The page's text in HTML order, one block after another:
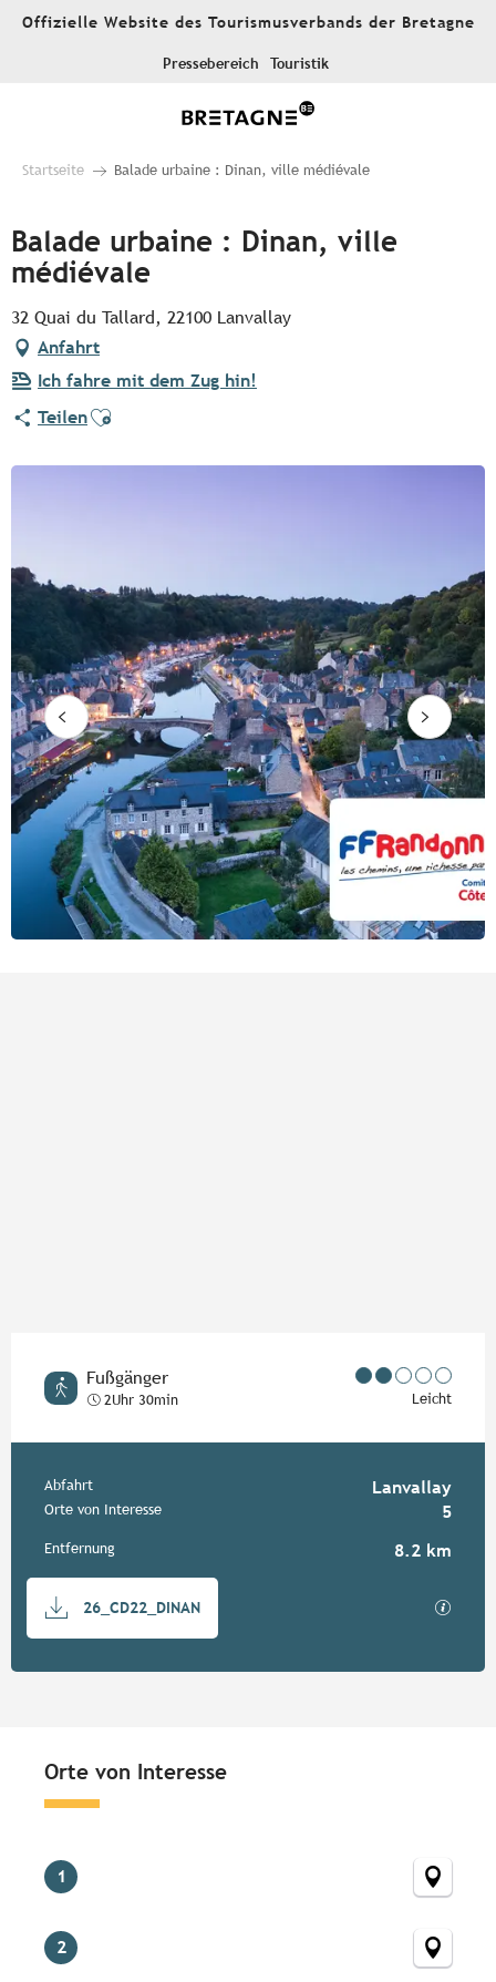
AllerOffizielle Website des Tourismusverbands der Bretagne
Pressebereich Touristik
Startseite Balade urbaine : Dinan, ville médiévale
Balade urbaine : Dinan, ville
médiévale
32 Quai du Tallard, 22100 Lanvallay
Anfahrt
Ich fahre mit dem Zug hin!
TeilenAjouter aux favoris
Fußgänger
2Uhr 30min Leicht
Praktische Informationen
Abfahrt Lanvallay
Orte von Interesse 5
Entfernung 8.2 km
Dokumentation
26_CD22_DINAN Mit
Orte von Interesse
1
2